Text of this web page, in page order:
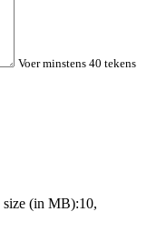
Voer minstens 40 tekens
(in MB):10,